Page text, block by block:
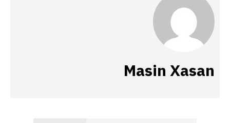
Masin Xasan